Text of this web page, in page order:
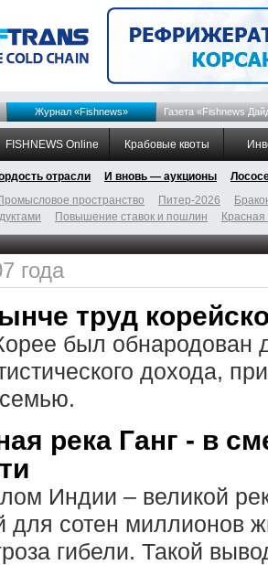
Журнал «Fishnews» Газета «Fishnews
FISHNEWS Online Крабовые квоты
отрасли И вновь — аукционы
пространство Питер-2026
Повышение ставок и пошлин
года
труд
был обнародован
дохода,
река Ганг - в
Индии – великой
для сотен миллионов
гибели. Такой